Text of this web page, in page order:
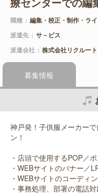
職種
編集・校正・制作・ラ
派遣先
サ－ビス
派遣会社
株式会社リクルー
募集情報
神戸発！子供服メーカー
ン！
・店頭で使用するPOP／
・WEBサイトのバナー／
・WEBサイトのコーディ
・事務処理、部署の電話